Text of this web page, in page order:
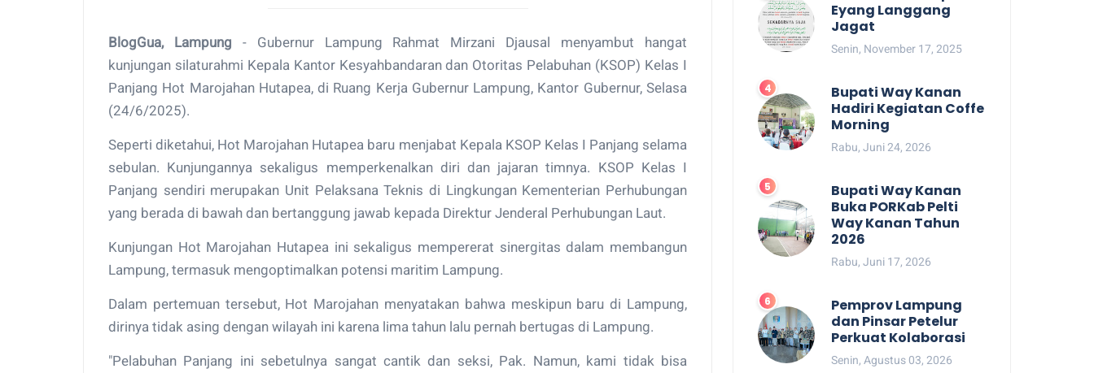
BlogGua, Lampung - Gubernur Lampung Rahmat Mirzani Djausal menyambut hangat
kunjungan silaturahmi Kepala Kantor Kesyahbandaran dan Otoritas Pelabuhan (KSOP) Kelas I
Panjang Hot Marojahan Hutapea, di Ruang Kerja Gubernur Lampung, Kantor Gubernur, Selasa
(24/6/2025).
Seperti diketahui, Hot Marojahan Hutapea baru menjabat Kepala KSOP Kelas I Panjang selama
sebulan. Kunjungannya sekaligus memperkenalkan diri dan jajaran timnya. KSOP Kelas I
Panjang sendiri merupakan Unit Pelaksana Teknis di Lingkungan Kementerian Perhubungan
yang berada di bawah dan bertanggung jawab kepada Direktur Jenderal Perhubungan Laut.
Kunjungan Hot Marojahan Hutapea ini sekaligus mempererat sinergitas dalam membangun
Lampung, termasuk mengoptimalkan potensi maritim Lampung.
Dalam pertemuan tersebut, Hot Marojahan menyatakan bahwa meskipun baru di Lampung,
dirinya tidak asing dengan wilayah ini karena lima tahun lalu pernah bertugas di Lampung.
"Pelabuhan Panjang ini sebetulnya sangat cantik dan seksi, Pak. Namun, kami tidak bisa
Eyang Langgang
Jagat
Senin, November 17, 2025
Bupati Way Kanan
Hadiri Kegiatan Coffe
Morning
Rabu, Juni 24, 2026
Bupati Way Kanan
Buka PORKab Pelti
Way Kanan Tahun
2026
Rabu, Juni 17, 2026
Pemprov Lampung
dan Pinsar Petelur
Perkuat Kolaborasi
Senin, Agustus 03, 2026